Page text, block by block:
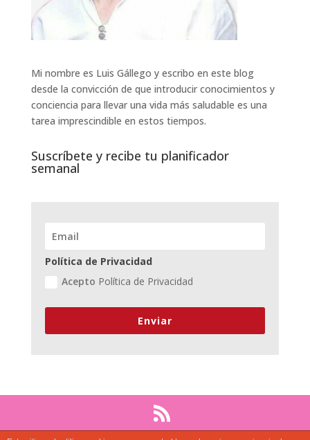
Mi nombre es Luis Gállego y escribo en este blog
desde la convicción de que introducir conocimientos y
conciencia para llevar una vida más saludable es una
tarea imprescindible en estos tiempos.
Suscríbete y recibe tu planificador
semanal
Política de Privacidad
Acepto Política de Privacidad
Enviar
(C) 2020 No cuentes calorías | Diseñado por